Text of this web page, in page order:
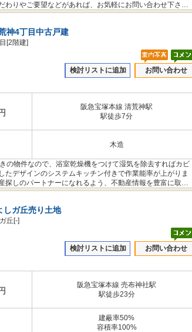
りやご要望などがあれば、お気軽にお問い合わせ下さ
神4丁目中古戸建
[2階建]
検討リストに追加 お問い合わせ
阪急宝塚本線 清荒神駅
駅徒歩7分
木造
の物件なので、浴室乾燥機をつけて湿気を除去すればカビ
デザインのシステムキッチン付きで作業能率が上がりま
しのパートナーになれるよう、不動産情報を豊富に取り
しガ丘売り土地
丘[-]
検討リストに追加 お問い合わせ
阪急宝塚本線 売布神社駅
駅徒歩23分
建蔽率50%
容積率100%